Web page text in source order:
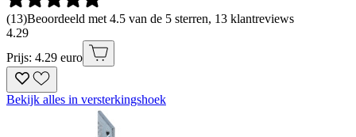
(13)Beoordeeld met 4.5 van de 5 sterren, 13 klantreviews
4.29
Prijs: 4.29 euro
Bekijk alles in versterkingshoek